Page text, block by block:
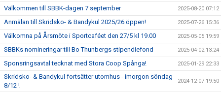
Välkommen till SBBK-dagen 7 september 2025-08-20 07:12
Anmälan till Skridsko- & Bandykul 2025/26 öppen! 2025-07-26 15:36
Välkomna på Årsmöte i Sportcaféet den 27/5 kl 19.00 2025-05-05 19:59
SBBKs nomineringar till Bo Thunbergs stipendiefond 2025-04-02 13:24
Sponsringsavtal tecknat med Stora Coop Spånga! 2025-01-29 22:33
Skridsko- & Bandykul fortsätter utomhus - imorgon söndag
8/12 !
2024-12-07 19:50